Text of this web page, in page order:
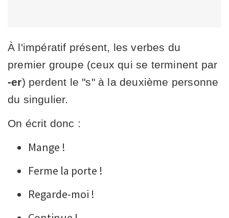
À l'impératif présent, les verbes du
premier groupe (ceux qui se terminent par
-er) perdent le "s" à la deuxième personne
du singulier.
On écrit donc :
Mange !
Ferme la porte !
Regarde-moi !